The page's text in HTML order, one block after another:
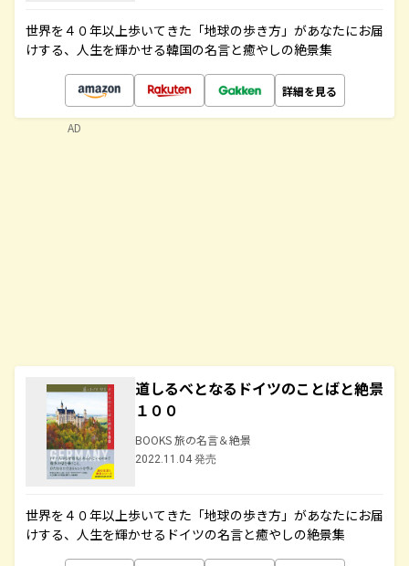
世界を４０年以上歩いてきた「地球の歩き方」があなたにお届
けする、人生を輝かせる韓国の名言と癒やしの絶景集
詳細を見る
道しるべとなるドイツのことばと絶景
１００
BOOKS 旅の名言＆絶景
2022.11.04 発売
世界を４０年以上歩いてきた「地球の歩き方」があなたにお届
けする、人生を輝かせるドイツの名言と癒やしの絶景集
AD